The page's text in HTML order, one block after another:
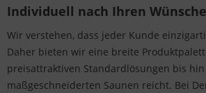
Individuell nach Ihren
Wir verstehen, dass jeder Kunde
Daher bieten wir eine breite
preisattraktiven Standardlösungen bis hin
maßgeschneiderten Saunen reicht. Bei